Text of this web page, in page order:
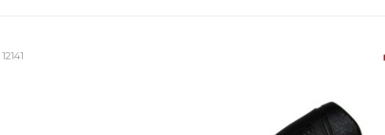
12141